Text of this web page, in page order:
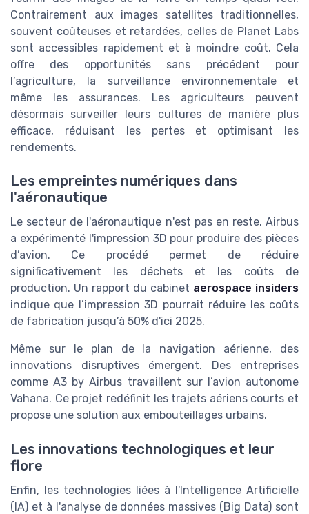
Contrairement aux images satellites traditionnelles,
souvent coûteuses et retardées, celles de Planet Labs
sont accessibles rapidement et à moindre coût. Cela
offre des opportunités sans précédent pour
l’agriculture, la surveillance environnementale et
même les assurances. Les agriculteurs peuvent
désormais surveiller leurs cultures de manière plus
efficace, réduisant les pertes et optimisant les
rendements.
Les empreintes numériques dans
l'aéronautique
Le secteur de l'aéronautique n'est pas en reste. Airbus
a expérimenté l'impression 3D pour produire des pièces
d’avion. Ce procédé permet de réduire
significativement les déchets et les coûts de
production. Un rapport du cabinet aerospace insiders
indique que l’impression 3D pourrait réduire les coûts
de fabrication jusqu’à 50% d'ici 2025.
Même sur le plan de la navigation aérienne, des
innovations disruptives émergent. Des entreprises
comme A3 by Airbus travaillent sur l’avion autonome
Vahana. Ce projet redéfinit les trajets aériens courts et
propose une solution aux embouteillages urbains.
Les innovations technologiques et leur
flore
Enfin, les technologies liées à l'Intelligence Artificielle
(IA) et à l'analyse de données massives (Big Data) sont